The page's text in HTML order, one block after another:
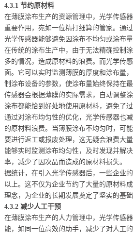
4.3.1 节约原材料
在薄膜涂布生产的资源管理中，光学传感
重要作用，宛如一位精打细算的管家。通
光学传感器能够避免因涂布不均匀或涂布
在传统的涂布生产中，由于无法精确控制
多的情况，造成原材料的浪费。而光学传
面。它可以实时监测薄膜的厚度和涂布量
制涂布设备的参数，使涂布量始终保持在
传感器会根据薄膜的实际需求，自动调整
涂布都能恰到好处地使用原材料，避免了
通过对涂布均匀性的优化，光学传感器也
的原材料浪费。当薄膜涂布不均匀时，可
要进行返工或报废处理，这无疑会浪费大
能够实时监测涂布均匀性，及时发现并解
率，减少了因次品而造成的原材料损失。
据统计，在引入光学传感器后，一些企业
以上。这不仅为企业节约了大量的原材料
理念，为企业的长期发展奠定了坚实的基础
4.3.2 减少人工干预
在薄膜涂布生产的人力管理中，光学传感
能，如同一位高效的助手，减少了对人工